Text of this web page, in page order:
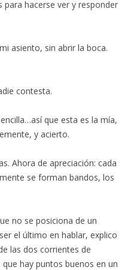
hacerse ver y responder
asiento, sin abrir la boca.
contesta.
que esta es la mía,
y acierto.
Ahora de apreciación: cada
se forman bandos, los
no se posiciona de un
el último en hablar, explico
las dos corrientes de
hay puntos buenos en un